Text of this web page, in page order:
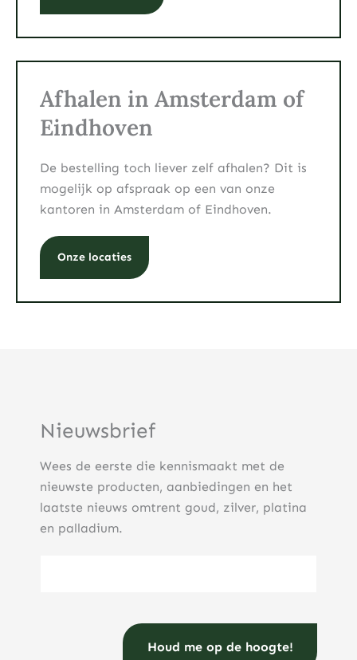
Afhalen in Amsterdam of
Eindhoven
De bestelling toch liever zelf afhalen? Dit is
mogelijk op afspraak op een van onze
kantoren in Amsterdam of Eindhoven.
Onze locaties
Nieuwsbrief
Wees de eerste die kennismaakt met de
nieuwste producten, aanbiedingen en het
laatste nieuws omtrent goud, zilver, platina
en palladium.